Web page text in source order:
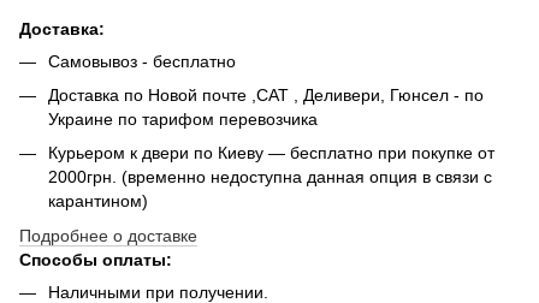
Доставка:
Самовывоз - беcплатно
Доставка по Новой почте ,САТ , Деливери, Гюнсел - по
Украине по тарифом перевозчика
Курьером к двери по Киеву — бесплатно при покупке от
2000грн. (временно недоступна данная опция в связи с
карантином)
Подробнее о доставке
Способы оплаты:
Наличными при получении.